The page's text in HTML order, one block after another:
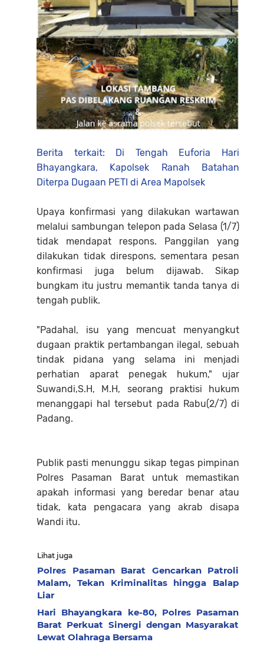
Berita terkait: Di Tengah Euforia Hari
Bhayangkara, Kapolsek Ranah Batahan
Diterpa Dugaan PETI di Area Mapolsek
Upaya konfirmasi yang dilakukan wartawan
melalui sambungan telepon pada Selasa (1/7)
tidak mendapat respons. Panggilan yang
dilakukan tidak direspons, sementara pesan
konfirmasi juga belum dijawab. Sikap
bungkam itu justru memantik tanda tanya di
tengah publik.
"Padahal, isu yang mencuat menyangkut
dugaan praktik pertambangan ilegal, sebuah
tindak pidana yang selama ini menjadi
perhatian aparat penegak hukum," ujar
Suwandi,S.H, M.H, seorang praktisi hukum
menanggapi hal tersebut pada Rabu(2/7) di
Padang.
Publik pasti menunggu sikap tegas pimpinan
Polres Pasaman Barat untuk memastikan
apakah informasi yang beredar benar atau
tidak, kata pengacara yang akrab disapa
Wandi itu.
Lihat juga
Polres Pasaman Barat Gencarkan Patroli
Malam, Tekan Kriminalitas hingga Balap
Liar
Hari Bhayangkara ke-80, Polres Pasaman
Barat Perkuat Sinergi dengan Masyarakat
Lewat Olahraga Bersama